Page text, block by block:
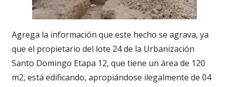
Agrega la información que este hecho se agrava, ya
que el propietario del lote 24 de la Urbanización
Santo Domingo Etapa 12, que tiene un área de 120
m2, está edificando, apropiándose ilegalmente de 04